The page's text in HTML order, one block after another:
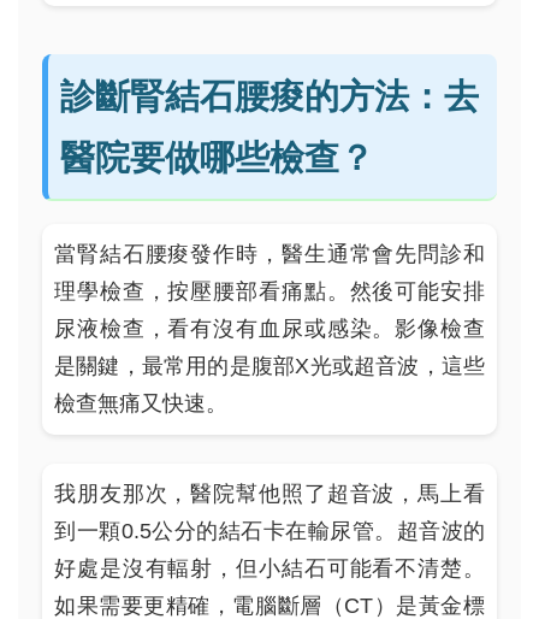
診斷腎結石腰痠的方法：去
醫院要做哪些檢查？
當腎結石腰痠發作時，醫生通常會先問診和
理學檢查，按壓腰部看痛點。然後可能安排
尿液檢查，看有沒有血尿或感染。影像檢查
是關鍵，最常用的是腹部X光或超音波，這些
檢查無痛又快速。
我朋友那次，醫院幫他照了超音波，馬上看
到一顆0.5公分的結石卡在輸尿管。超音波的
好處是沒有輻射，但小結石可能看不清楚。
如果需要更精確，電腦斷層（CT）是黃金標